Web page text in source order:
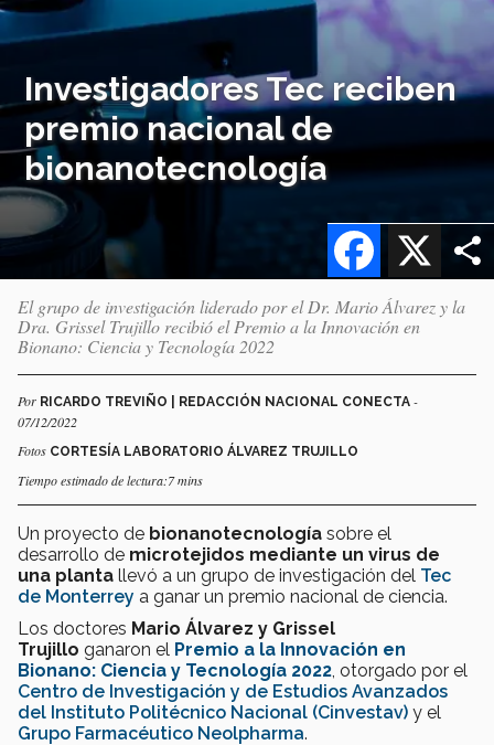
Investigadores Tec reciben
premio nacional de
bionanotecnología
X
Facebook
El grupo de investigación liderado por el Dr. Mario Álvarez y la
Dra. Grissel Trujillo recibió el Premio a la Innovación en
Bionano: Ciencia y Tecnología 2022
Por RICARDO TREVIÑO | REDACCIÓN NACIONAL CONECTA -
07/12/2022
Fotos CORTESÍA LABORATORIO ÁLVAREZ TRUJILLO
Tiempo estimado de lectura:7 mins
Un proyecto de bionanotecnología sobre el
desarrollo de microtejidos mediante un virus de
una planta llevó a un grupo de investigación del Tec
de Monterrey a ganar un premio nacional de ciencia.
Los doctores Mario Álvarez y Grissel
Trujillo ganaron el Premio a la Innovación en
Bionano: Ciencia y Tecnología 2022 , otorgado por el
Centro de Investigación y de Estudios Avanzados
del Instituto Politécnico Nacional (Cinvestav) y el
Grupo Farmacéutico Neolpharma.